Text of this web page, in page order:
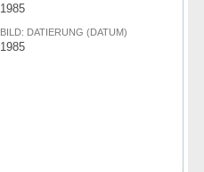
1985
BILD: DATIERUNG (DATUM)
1985